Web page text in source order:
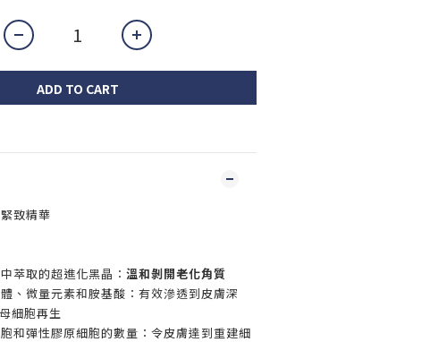
ADD TO CART
致精華
萃取的超進化黑晶： 溫和剝開老化角質
、微量元素和胺基酸：有效滲透到皮膚深
細胞再生
和彈性膠原細胞的數量：令皮膚達到重建細